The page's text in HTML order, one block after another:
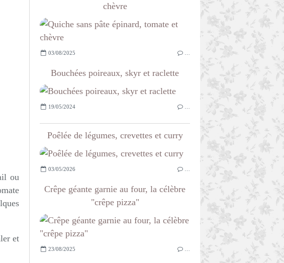
ou
et
chèvre
03/08/2025
Bouchées poireaux, skyr et raclette
19/05/2024
Poêlée de légumes, crevettes et curry
03/05/2026
Crêpe géante garnie au four, la célèbre
"crêpe pizza"
23/08/2025